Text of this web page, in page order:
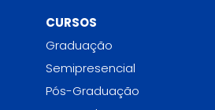
CURSOS
Graduação
Semipresencial
Pós-Graduação